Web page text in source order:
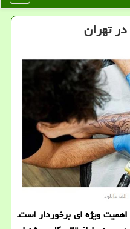
در تهران
اهمیت ویژه ای برخوردار است.